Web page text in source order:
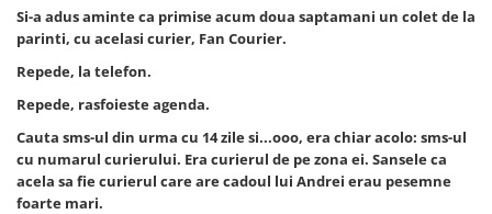
Si-a adus aminte ca primise acum doua saptamani un colet de la
parinti, cu acelasi curier, Fan Courier.
Repede, la telefon.
Repede, rasfoieste agenda.
Cauta sms-ul din urma cu 14 zile si...ooo, era chiar acolo: sms-ul
cu numarul curierului. Era curierul de pe zona ei. Sansele ca
acela sa fie curierul care are cadoul lui Andrei erau pesemne
foarte mari.